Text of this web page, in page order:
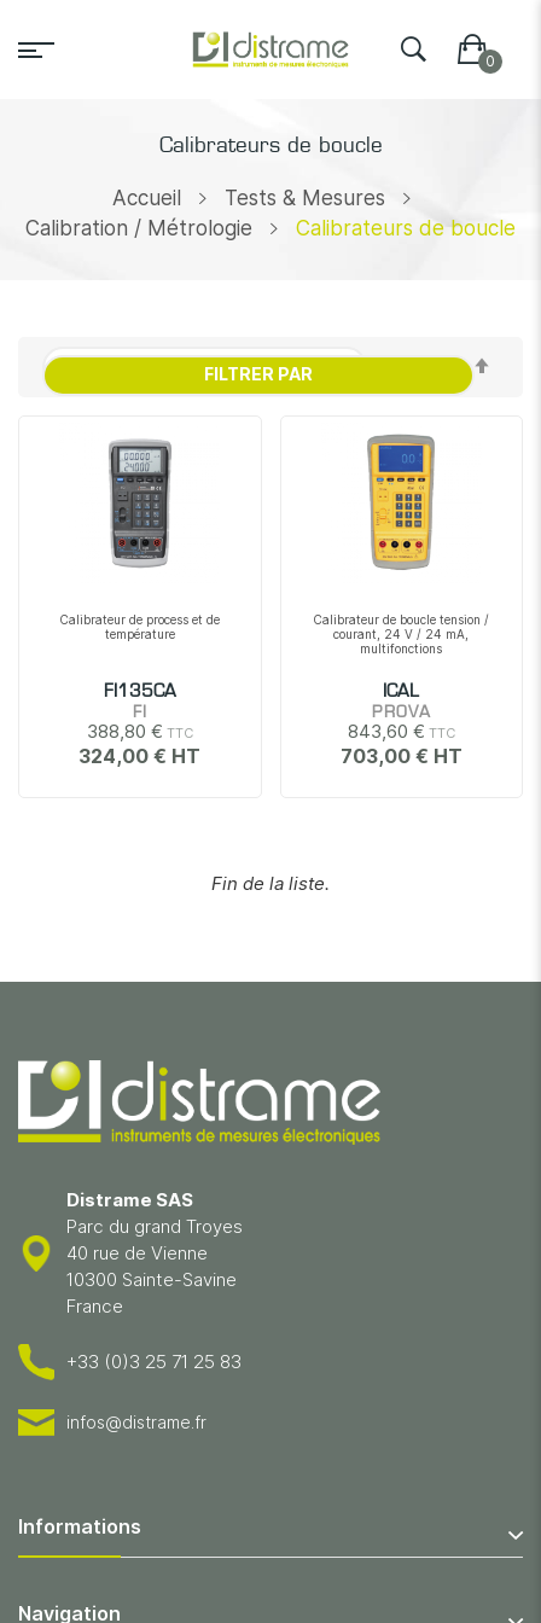
Calibrateurs de boucle
Accueil
Tests & Mesures
Calibration / Métrologie
Calibrateurs de boucle
Calibrateur de process et de
température
FI135CA
FI
388,80 €
324,00 €
Calibrateur de boucle tension /
courant, 24 V / 24 mA,
multifonctions
ICAL
PROVA
843,60 €
703,00 €
Fin de la liste.
FILTRER PAR
Distrame SAS
Parc du grand Troyes
40 rue de Vienne
10300 Sainte-Savine
France
+33 (0)3 25 71 25 83
infos@distrame.fr
Informations
Navigation